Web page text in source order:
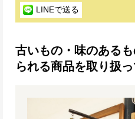
LINEで送る
古いもの・味のある
られる商品を取り扱っ